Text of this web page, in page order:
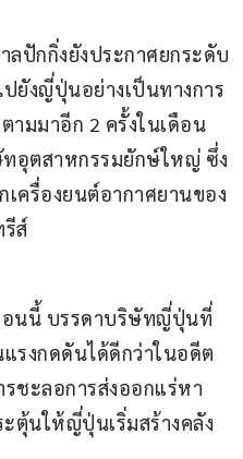
ลปักกิ่งยังประกาศยกระดับ
ยังญี่ปุ่นอย่างเป็นทางการ
ามมาอีก 2 ครั้งในเดือน
อุตสาหกรรมยักษ์ใหญ่ ซึ่ง
ครื่องยนต์อากาศยานของ
ส์
อนนี้ บรรดาบริษัทญี่ปุ่นที่
รงกดดันได้ดีกว่าในอดีต
ชะลอการส่งออกแร่หา
ตุ้นให้ญี่ปุ่นเริ่มสร้างคลัง